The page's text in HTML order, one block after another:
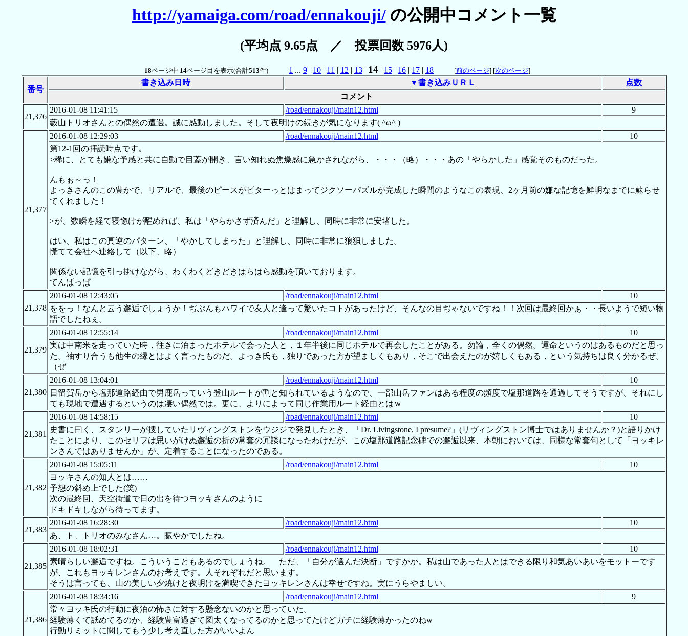
http://yamaiga.com/road/ennakouji/の公開中コメント一覧
(平均点 9.65点 ／ 投票回数 5976人)
18ページ中 14ページ目を表示(合計513件) 1 ... 9 | 10 | 11 | 12 | 13 | 14 | 15 | 16 | 17 | 18 [前のページ] [次のページ]
番号
書き込み日時 ▼書き込みＵＲＬ
点数
コメント
21,376
2016-01-08 11:41:15 /road/ennakouji/main12.html
9
藪山トリオさんとの偶然の遭遇。誠に感動しました。そして夜明けの続きが気になります( ^ω^ )
21,377
2016-01-08 12:29:03 /road/ennakouji/main12.html
10
第12-1回の拝読時点です。
>稀に、とても嫌な予感と共に自動で目蓋が開き、言い知れぬ焦燥感に急かされながら、・・・（略）・・・あの「やらかした」感覚そのものだった。
んもぉ～っ！
よっきさんのこの豊かで、リアルで、最後のピースがピターっとはまってジクソーパズルが完成した瞬間のようなこの表現、2ヶ月前の嫌な記憶を鮮明なまでに蘇らせ
てくれました！
>が、数瞬を経て寝惚けが醒めれば、私は「やらかさず済んだ」と理解し、同時に非常に安堵した。
はい、私はこの真逆のパターン、「やかしてしまった」と理解し、同時に非常に狼狽しました。
慌てて会社へ連絡して（以下、略）
関係ない記憶を引っ掛けながら、わくわくどきどきはらはら感動を頂いております。
てんぱっぱ
21,378
2016-01-08 12:43:05 /road/ennakouji/main12.html
10
ををっ！なんと云う邂逅でしょうか！ぢぶんもハワイで友人と逢って驚いたコトがあったけど、そんなの目ぢゃないですね！！次回は最終回かぁ・・長いようで短い物
語でしたねぇ。
21,379
2016-01-08 12:55:14 /road/ennakouji/main12.html
10
実は中南米を走っていた時，往きに泊まったホテルで会った人と，１年半後に同じホテルで再会したことがある。勿論，全くの偶然。運命というのはあるものだと思っ
た。袖すり合うも他生の縁とはよく言ったものだ。よっき氏も，独りであった方が望ましくもあり，そこで出会えたのが嬉しくもある，という気持ちは良く分かるぜ。
（ぜ
21,380
2016-01-08 13:04:01 /road/ennakouji/main12.html
10
日留賀岳から塩那道路経由で男鹿岳っていう登山ルートが割と知られているようなので、一部山岳ファンはある程度の頻度で塩那道路を通過してそうですが、それにし
ても現地で遭遇するというのは凄い偶然では。更に、よりによって同じ作業用ルート経由とはｗ
21,381
2016-01-08 14:58:15 /road/ennakouji/main12.html
10
史書に曰く、スタンリーが捜していたリヴィングストンをウジジで発見したとき、「Dr. Livingstone, I presume?」(リヴィングストン博士ではありませんか？)と語りかけ
たことにより、このセリフは思いがけぬ邂逅の折の常套の冗談になったわけだが、この塩那道路記念碑での邂逅以来、本朝においては、同様な常套句として「ヨッキレ
ンさんではありませんか」が、定着することになったのである。
21,382
2016-01-08 15:05:11 /road/ennakouji/main12.html
10
ヨッキさんの知人とは……
予想の斜め上でした(笑)
次の最終回、天空街道で日の出を待つヨッキさんのように
ドキドキしながら待ってます。
21,383
2016-01-08 16:28:30 /road/ennakouji/main12.html
10
あ、ト、トリオのみなさん…。賑やかでしたね。
21,385
2016-01-08 18:02:31 /road/ennakouji/main12.html
10
素晴らしい邂逅ですね。こういうこともあるのでしょうね。 ただ、「自分が選んだ決断」ですかか。私は山であった人とはできる限り和気あいあいをモットーです
が、これもヨッキレンさんのお考えです。人それぞれだと思います。
そうは言っても、山の美しい夕焼けと夜明けを満喫できたヨッキレンさんは幸せですね。実にうらやましい。
21,386
2016-01-08 18:34:16 /road/ennakouji/main12.html
9
常々ヨッキ氏の行動に夜泊の怖さに対する懸念ないのかと思っていた。
経験薄くて舐めてるのか、経験豊富過ぎて図太くなってるのかと思ってたけどガチに経験薄かったのねw
行動リミットに関してもう少し考え直した方がいいよん